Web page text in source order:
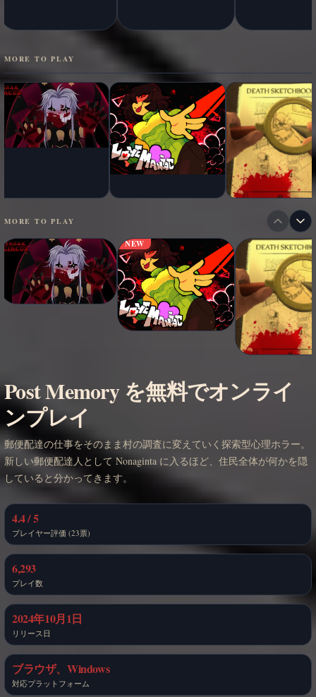
MORE TO PLAY
MORE TO PLAY
NEW
Post Memory を無料でオンライ
ンプレイ
郵便配達の仕事をそのまま村の調査に変えていく探索型心理ホラー。
新しい郵便配達人として Nonaginta に入るほど、住民全体が何かを隠
していると分かってきます。
4.4 / 5
プレイヤー評価 (23票)
6,293
プレイ数
2024年10月1日
リリース日
ブラウザ、Windows
対応プラットフォーム